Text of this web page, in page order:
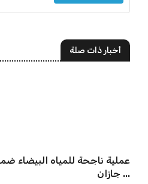
أخبار ذات صلة
جازان ...